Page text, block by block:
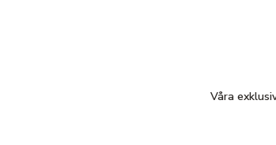
Våra